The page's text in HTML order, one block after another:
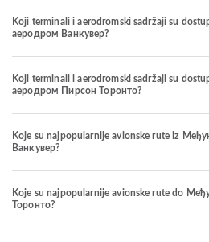
Koji terminali i aerodromski sadržaji su
аеродром Ванкувер?
Koji terminali i aerodromski sadržaji su
аеродром Пирсон Торонто?
Koje su najpopularnije avionske rute iz
Ванкувер?
Koje su najpopularnije avionske rute do
Торонто?